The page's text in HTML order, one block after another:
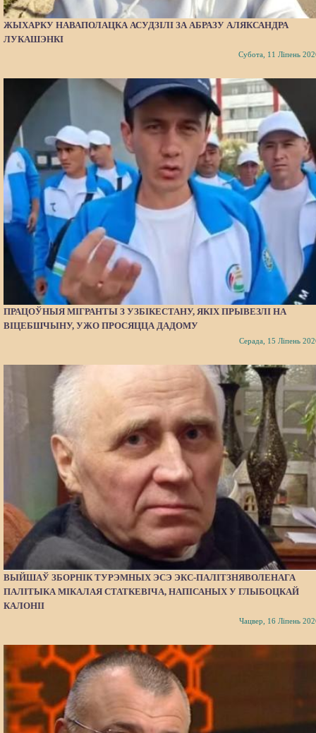
ЖЫХАРКУ НАВАПОЛАЦКА АСУДЗІЛІ ЗА АБРАЗУ АЛЯКСАНДРА
ЛУКАШЭНКІ
Субота, 11 Ліпень
ПРАЦОЎНЫЯ МІГРАНТЫ З УЗБІКЕСТАНУ, ЯКІХ ПРЫВЕЗЛІ НА
ВІЦЕБШЧЫНУ, УЖО ПРОСЯЦЦА ДАДОМУ
Серада, 15 Ліпень
ВЫЙШАЎ ЗБОРНІК ТУРЭМНЫХ ЭСЭ ЭКС-ПАЛІТЗНЯВОЛЕНАГА
ПАЛІТЫКА МІКАЛАЯ СТАТКЕВІЧА, НАПІСАНЫХ У ГЛЫБОЦКАЙ
КАЛОНІІ
Чацвер, 16 Ліпень